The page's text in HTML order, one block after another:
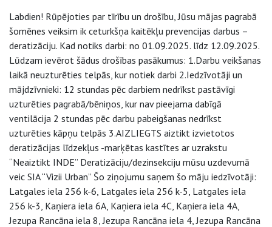
Labdien! Rūpējoties par tīrību un drošību, Jūsu mājas pagrabā
šomēnes veiksim ik ceturkšņa kaitēkļu prevencijas darbus –
deratizāciju. Kad notiks darbi: no 01.09.2025. līdz 12.09.2025.
Lūdzam ievērot šādus drošības pasākumus: 1.Darbu veikšanas
laikā neuzturēties telpās, kur notiek darbi 2.Iedzīvotāji un
mājdzīvnieki: 12 stundas pēc darbiem nedrīkst pastāvīgi
uzturēties pagrabā/bēniņos, kur nav pieejama dabīgā
ventilācija 2 stundas pēc darbu pabeigšanas nedrīkst
uzturēties kāpņu telpās 3.AIZLIEGTS aiztikt izvietotos
deratizācijas līdzekļus -marķētas kastītes ar uzrakstu
“Neaiztikt INDE” Deratizāciju/dezinsekciju mūsu uzdevumā
veic SIA “Vizii Urban” Šo ziņojumu saņem šo māju iedzīvotāji:
Latgales iela 256 k-6, Latgales iela 256 k-5, Latgales iela
256 k-3, Kaņiera iela 6A, Kaņiera iela 4C, Kaņiera iela 4A,
Jezupa Rancāna iela 8, Jezupa Rancāna iela 4, Jezupa Rancāna